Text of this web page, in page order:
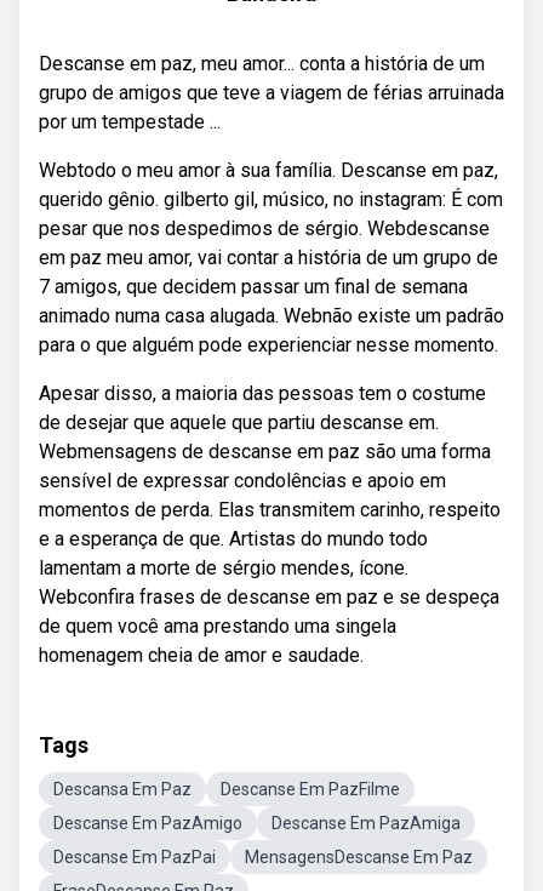
Descanse em paz, meu amor... conta a história de um
grupo de amigos que teve a viagem de férias arruinada
por um tempestade ...
Webtodo o meu amor à sua família. Descanse em paz,
querido gênio. gilberto gil, músico, no instagram: É com
pesar que nos despedimos de sérgio. Webdescanse
em paz meu amor, vai contar a história de um grupo de
7 amigos, que decidem passar um final de semana
animado numa casa alugada. Webnão existe um padrão
para o que alguém pode experienciar nesse momento.
Apesar disso, a maioria das pessoas tem o costume
de desejar que aquele que partiu descanse em.
Webmensagens de descanse em paz são uma forma
sensível de expressar condolências e apoio em
momentos de perda. Elas transmitem carinho, respeito
e a esperança de que. Artistas do mundo todo
lamentam a morte de sérgio mendes, ícone.
Webconfira frases de descanse em paz e se despeça
de quem você ama prestando uma singela
homenagem cheia de amor e saudade.
Tags
Descansa Em Paz
Descanse Em PazFilme
Descanse Em PazAmigo
Descanse Em PazAmiga
Descanse Em PazPai
MensagensDescanse Em Paz